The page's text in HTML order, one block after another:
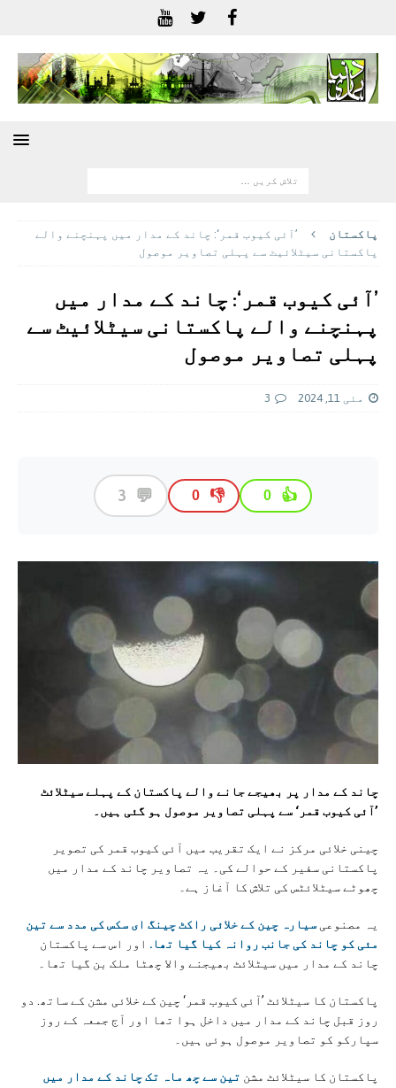
پاکستان
’آئی کیوب قمر‘: چاند کے مدار میں پہنچنے والے
پاکستانی سیٹلائیٹ سے پہلی تصاویر موصول
’آئی کیوب قمر‘: چاند کے مدار میں
پہنچنے والے پاکستانی سیٹلائیٹ سے
پہلی تصاویر موصول
مئی 11, 2024 3
👍
0
👎
0
💬
3
چاند کے مدار پر بھیجے جانے والے پاکستان کے پہلے سیٹلائٹ
’آئی کیوب قمر‘ سے پہلی تصاویر موصول ہو گئی ہیں۔
چینی خلائی مرکز نے ایک تقریب میں آئی کیوب قمر کی تصویر
پاکستانی سفیر کے حوالے کی۔ یہ تصاویر چاند کے مدار میں
چھوٹے سیٹلائٹس کی تلاش کا آغاز ہے۔
یہ مصنوعی سیارہ چین کے خلائی راکٹ چینگ ای سکس کی مدد سے تین
مئی کو چاند کی جانب روانہ کیا گیا تھا. اور اس سے پاکستان
چاند کے مدار میں سیٹلائٹ بھیجنے والا چھٹا ملک بن گیا تھا۔
پاکستان کا سیٹلائٹ ’آئی کیوب قمر‘ چین کے خلائی مشن کے ساتھ. دو
روز قبل چاند کے مدار میں داخل ہوا تھا اور آج جمعہ کے روز
سپارکو کو تصاویر موصول ہوئی ہیں۔
پاکستان کا سیٹلائٹ مشن تین سے چھ ماہ تک چاند کے مدار میں